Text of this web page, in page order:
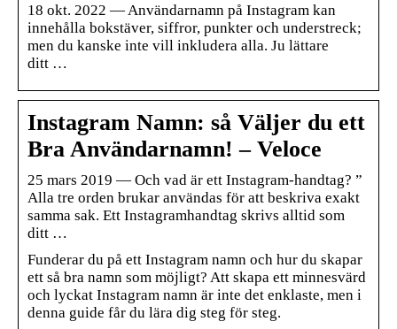
18 okt. 2022 — Användarnamn på Instagram kan
innehålla bokstäver, siffror, punkter och understreck;
men du kanske inte vill inkludera alla. Ju lättare
ditt …
Instagram Namn: så Väljer du ett
Bra Användarnamn! – Veloce
25 mars 2019 — Och vad är ett Instagram-handtag? ”
Alla tre orden brukar användas för att beskriva exakt
samma sak. Ett Instagramhandtag skrivs alltid som
ditt …
Funderar du på ett Instagram namn och hur du skapar
ett så bra namn som möjligt? Att skapa ett minnesvärd
och lyckat Instagram namn är inte det enklaste, men i
denna guide får du lära dig steg för steg.